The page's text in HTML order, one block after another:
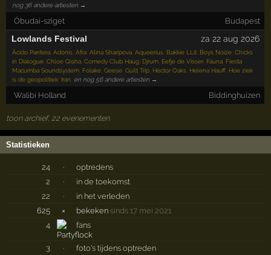
nog 36 andere artiesten →
Óbudai-sziget Budapest
Lowlands Festival za 22 aug 2026
Ácido Pantera ,Adonis ,Afra ,Alina Sharipova ,Aqueerius Bakkie LLit Boys Noize ,Chicks
in Dialogue ,Chloe Qisha ,Comedy Club Haug Djrum Eefje de Visser Fauna Fiesta
Macumba Soundsystem Folake ,Geese ,Guilt Trip Héctor Oaks Helena Hauff Hoe ziek
is de geopolitiek: Iran en nog 56 andere artiesten →
Walibi Holland Biddinghuizen
toon archief, 22 evenementen
Statistieken
24 ·
optredens
2
·
in de toekomst
22
·
in het verleden
625
× bekeken sinds 17 mei 2021
4
fans
3 ·
foto's tijdens optreden